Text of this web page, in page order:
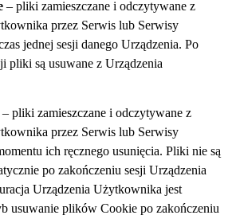
– pliki zamieszczane i odczytywane z
przez Serwis lub Serwisy
jednej sesji danego Urządzenia. Po
pliki są usuwane z Urządzenia
– pliki zamieszczane i odczytywane z
przez Serwis lub Serwisy
ich ręcznego usunięcia. Pliki nie są
po zakończeniu sesji Urządzenia
Urządzenia Użytkownika jest
usuwanie plików Cookie po zakończeniu